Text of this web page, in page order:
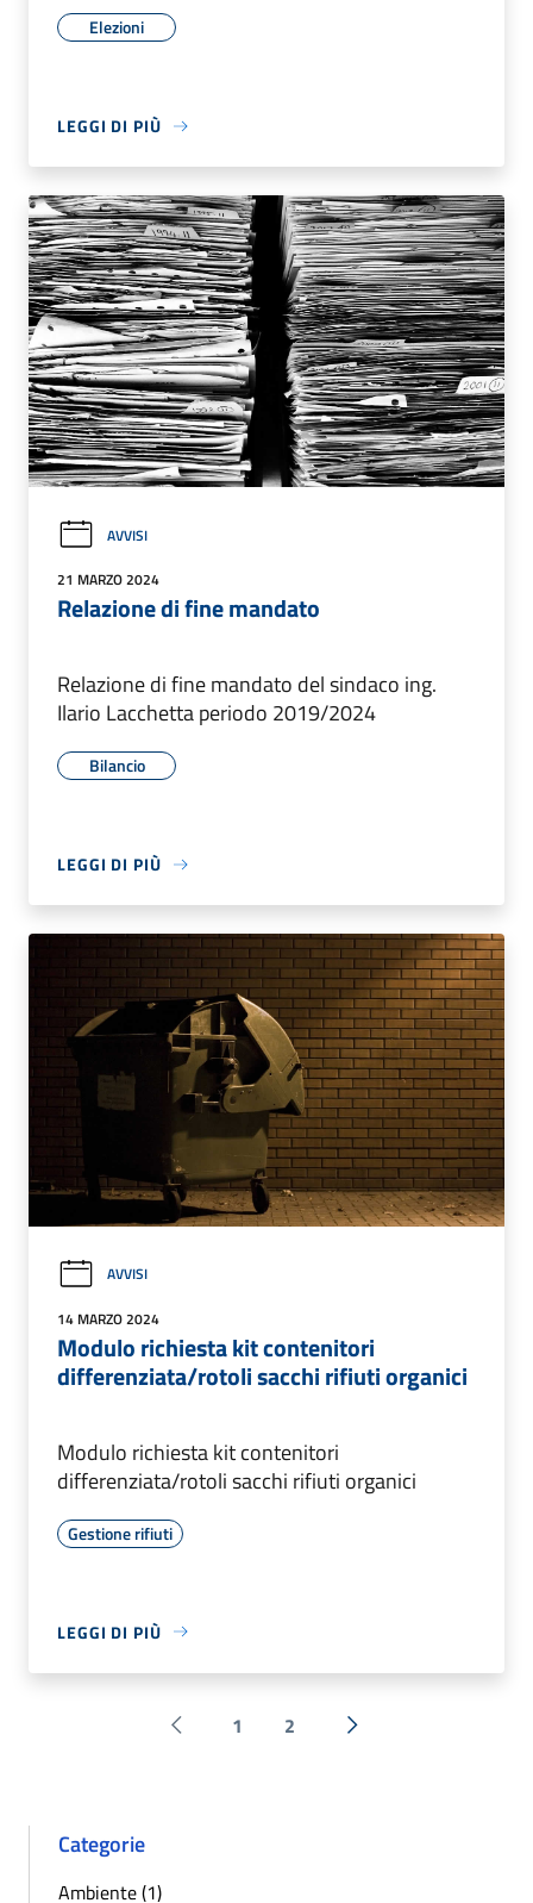
Elezioni
LEGGI DI PIÙ
AVVISI
21 MARZO 2024
Relazione di fine mandato
Relazione di fine mandato del sindaco ing.
Ilario Lacchetta periodo 2019/2024
Bilancio
LEGGI DI PIÙ
AVVISI
14 MARZO 2024
Modulo richiesta kit contenitori
differenziata/rotoli sacchi rifiuti organici
Modulo richiesta kit contenitori
differenziata/rotoli sacchi rifiuti organici
Gestione rifiuti
LEGGI DI PIÙ
Pagina precedente
1 2 Successiva »
Categorie
Ambiente (1)